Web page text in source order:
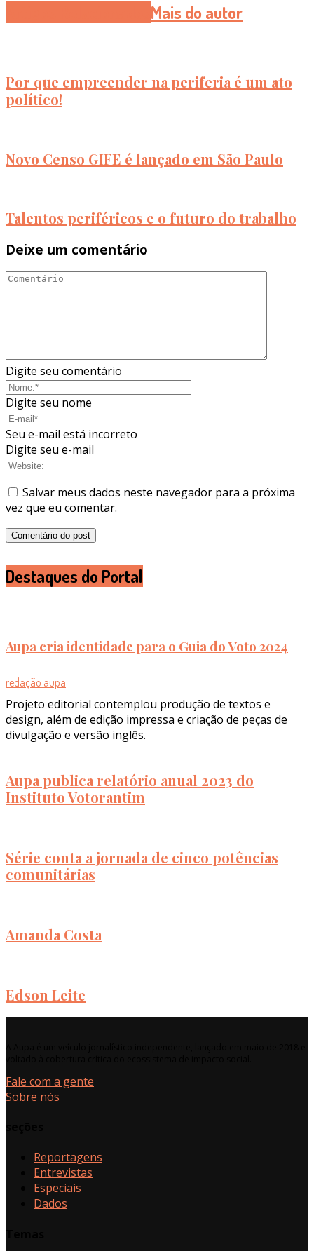
Mais do autor
Por que empreender na periferia é um ato
político!
Novo Censo GIFE é lançado em São Paulo
Talentos periféricos e o futuro do trabalho
Deixe um comentário
Digite seu comentário
Digite seu nome
Seu e-mail está incorreto
Digite seu e-mail
Salvar meus dados neste navegador para a próxima
vez que eu comentar.
Destaques do Portal
Aupa cria identidade para o Guia do Voto 2024
redação aupa
Projeto editorial contemplou produção de textos e
design, além de edição impressa e criação de peças de
divulgação e versão inglês.
Aupa publica relatório anual 2023 do
Instituto Votorantim
Série conta a jornada de cinco potências
comunitárias
Amanda Costa
Edson Leite
Fale com a gente
Sobre nós
Reportagens
Entrevistas
Especiais
Dados